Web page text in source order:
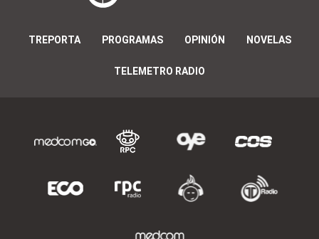
TREPORTA PROGRAMAS OPINIÓN NOVELAS
TELEMETRO RADIO